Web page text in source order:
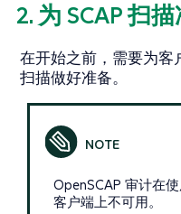
2. 为 SCAP 扫
在开始之前，需要为客
扫描做好准备。
OpenSCAP 审计在
客户端上不可用。